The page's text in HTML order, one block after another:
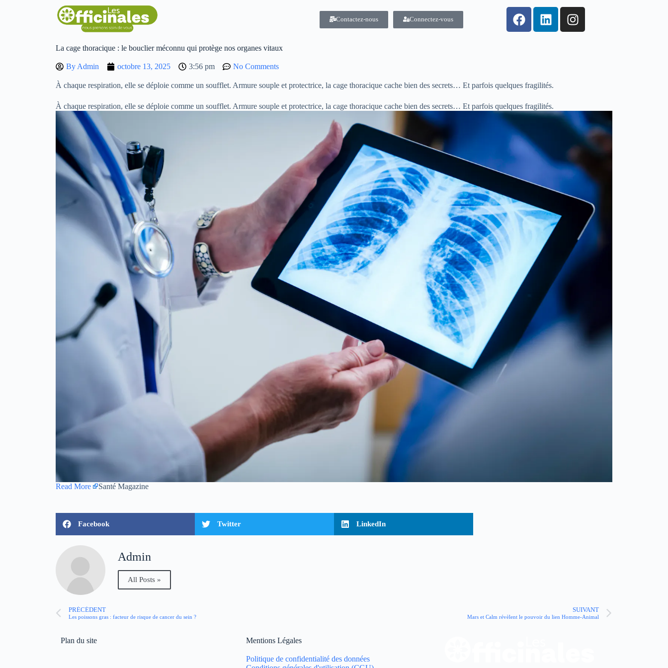
Contactez-nous Connectez-vous
La cage thoracique : le bouclier méconnu qui protège nos organes vitaux
By Admin octobre 13, 2025 3:56 pm No Comments
À chaque respiration, elle se déploie comme un soufflet. Armure souple et protectrice, la cage thoracique cache bien des secrets… Et parfois quelques fragilités.
À chaque respiration, elle se déploie comme un soufflet. Armure souple et protectrice, la cage thoracique cache bien des secrets… Et parfois quelques fragilités.
Read More Santé Magazine
Facebook Twitter LinkedIn
Admin
All Posts »
PRÉCÉDENT
Les poissons gras : facteur de risque de cancer du sein ?
SUIVANT
Mars et Calm révèlent le pouvoir du lien Homme-Animal
Plan du site Mentions Légales
Politique de confidentialité des données